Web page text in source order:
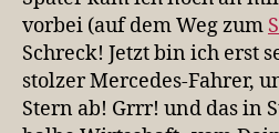
vorbei (auf dem Weg zum
Schreck! Jetzt bin ich erst
stolzer Mercedes-Fahrer,
Stern ab! Grrr! und das in